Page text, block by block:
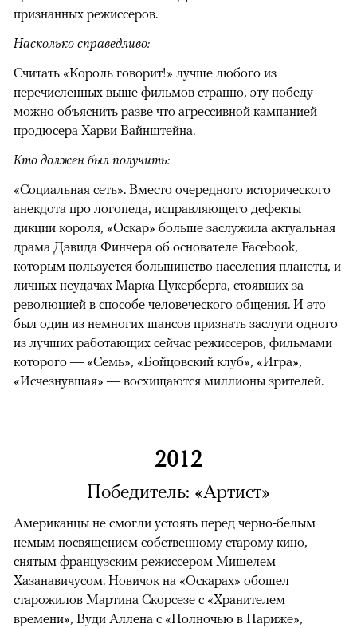
признанных режиссеров.
Насколько справедливо:
Считать «Король говорит!» лучше любого из
перечисленных выше фильмов странно, эту победу
можно объяснить разве что агрессивной кампанией
продюсера Харви Вайнштейна.
Кто должен был получить:
«Социальная сеть». Вместо очередного исторического
анекдота про логопеда, исправляющего дефекты
дикции короля, «Оскар» больше заслужила актуальная
драма Дэвида Финчера об основателе Facebook,
которым пользуется большинство населения планеты, и
личных неудачах Марка Цукерберга, стоявших за
революцией в способе человеческого общения. И это
был один из немногих шансов признать заслуги одного
из лучших работающих сейчас режиссеров, фильмами
которого — «Семь», «Бойцовский клуб», «Игра»,
«Исчезнувшая» — восхищаются миллионы зрителей.
2012
Победитель: «Артист»
Американцы не смогли устоять перед черно-белым
немым посвящением собственному старому кино,
снятым французским режиссером Мишелем
Хазанавичусом. Новичок на «Оскарах» обошел
старожилов Мартина Скорсезе с «Хранителем
времени», Вуди Аллена с «Полночью в Париже»,